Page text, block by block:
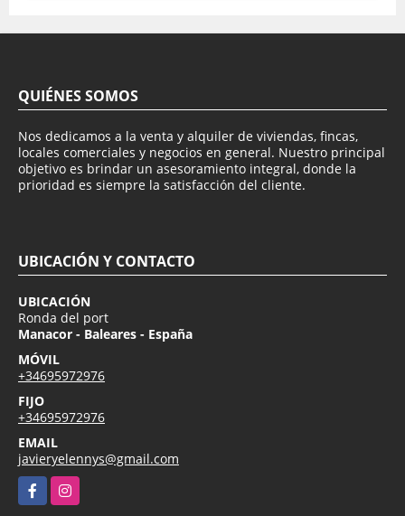
QUIÉNES SOMOS
Nos dedicamos a la venta y alquiler de viviendas, fincas,
locales comerciales y negocios en general. Nuestro principal
objetivo es brindar un asesoramiento integral, donde la
prioridad es siempre la satisfacción del cliente.
UBICACIÓN Y CONTACTO
UBICACIÓN
Ronda del port
Manacor - Baleares - España
MÓVIL
+34695972976
FIJO
+34695972976
EMAIL
javieryelennys@gmail.com
FacebookInstagram